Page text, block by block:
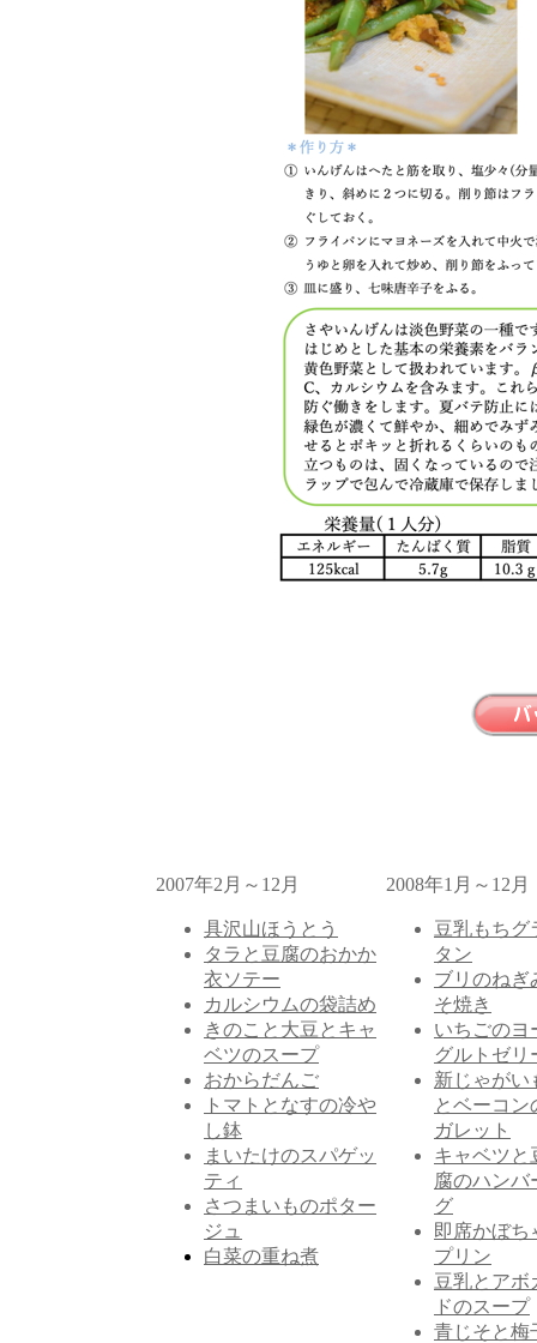
2007年2月～12月
具沢山ほうとう
タラと豆腐のおかか
衣ソテー
カルシウムの袋詰め
きのこと大豆とキャ
ベツのスープ
おからだんご
トマトとなすの冷や
し鉢
まいたけのスパゲッ
ティ
さつまいものポター
ジュ
白菜の重ね煮
2008年1月～12月
豆乳もちグ
タン
ブリのねぎ
そ焼き
いちごのヨ
グルトゼリ
新じゃがい
とベーコン
ガレット
キャベツと
腐のハンバ
グ
即席かぼち
プリン
豆乳とアボ
ドのスープ
青じそと梅